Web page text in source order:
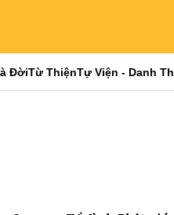
ĐờiTừ ThiệnTự Viện - Danh